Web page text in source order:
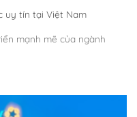
uy tín tại Việt Nam
mạnh mẽ của ngành